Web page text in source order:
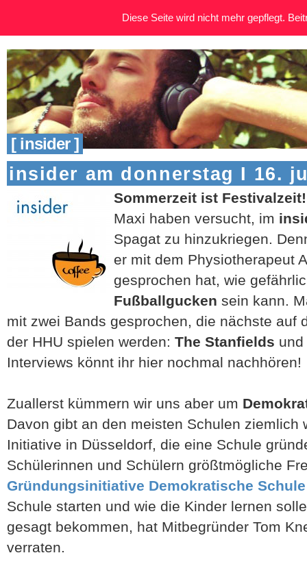
[ insider ]
insider am donnerstag I 16.
Sommerzeit ist
Maxi haben versucht, im
Spagat zu hinzukriegen.
er mit dem Physiotherapeut
gesprochen hat, wie
Fußballgucken sein kann.
mit zwei Bands gesprochen, die nächste auf
der HHU spielen werden: The Stanfields und
Interviews könnt ihr hier nochmal nachhören!
Zuallerst kümmern wir uns aber um
Davon gibt an den meisten Schulen ziemlich
Initiative in Düsseldorf, die eine Schule
Schülerinnen und Schülern größtmögliche
Gründungsinitiative Demokratische
Schule starten und wie die Kinder lernen
gesagt bekommen, hat Mitbegründer Tom
verraten.
Diese Seite wird nicht mehr gepflegt.